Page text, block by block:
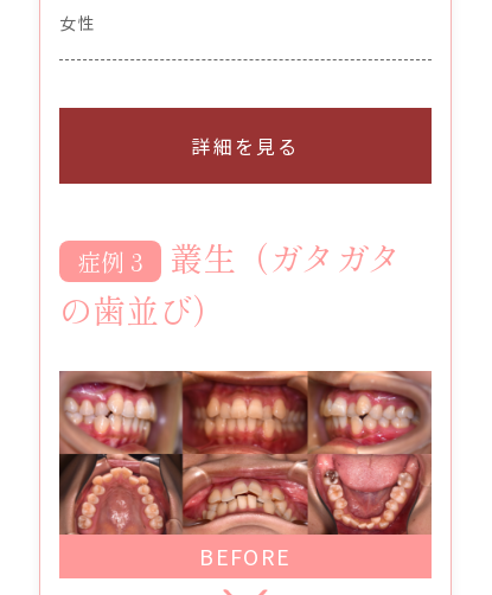
女性
詳細を見る
症例
叢生（ガタガタ
の歯並び）
BEFORE